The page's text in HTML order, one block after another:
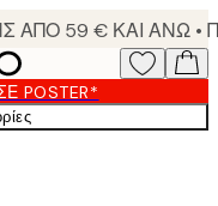
POSTER*